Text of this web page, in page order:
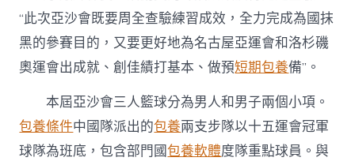
“此次亞沙會既要周全查驗練習成效，全力完成為國抹
黑的參賽目的，又要更好地為名古屋亞運會和洛杉磯
奧運會出成就、創佳績打基本、做預短期包養備”。
本屆亞沙會三人籃球分為男人和男子兩個小項。
包養條件中國隊派出的包養兩支步隊以十五運會冠軍
球隊為班底，包含部門國包養軟體度隊重點球員。與